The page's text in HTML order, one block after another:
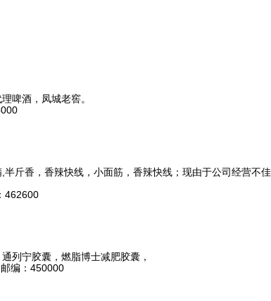
啤酒，凤城老窖。
斤香，香辣快线，小面筋，香辣快线；现由于公司经营不
462600
列宁胶囊，燃脂博士减肥胶囊，
编：450000